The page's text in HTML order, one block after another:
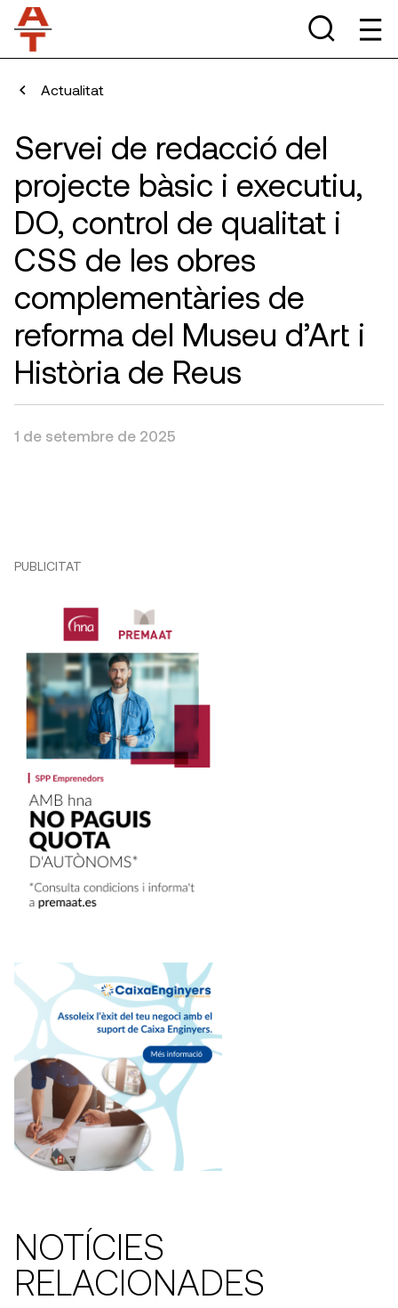
Actualitat
Servei de redacció del
projecte bàsic i executiu,
DO, control de qualitat i
CSS de les obres
complementàries de
reforma del Museu d’Art i
Història de Reus
1 de setembre de 2025
PUBLICITAT
NOTÍCIES
RELACIONADES